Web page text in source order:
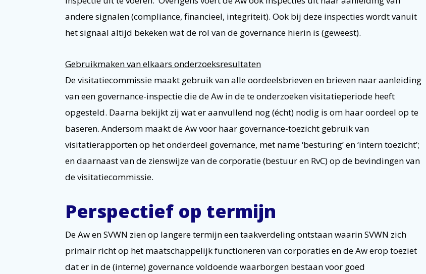
andere signalen (compliance, financieel, integriteit). Ook bij deze inspecties wordt vanuit
het signaal altijd bekeken wat de rol van de governance hierin is (geweest).
Gebruikmaken van elkaars onderzoeksresultaten
De visitatiecommissie maakt gebruik van alle oordeelsbrieven en brieven naar aanleiding
van een governance-inspectie die de Aw in de te onderzoeken visitatieperiode heeft
opgesteld. Daarna bekijkt zij wat er aanvullend nog (écht) nodig is om haar oordeel op te
baseren. Andersom maakt de Aw voor haar governance-toezicht gebruik van
visitatierapporten op het onderdeel governance, met name ‘besturing’ en ‘intern toezicht’;
en daarnaast van de zienswijze van de corporatie (bestuur en RvC) op de bevindingen van
de visitatiecommissie.
Perspectief op termijn
De Aw en SVWN zien op langere termijn een taakverdeling ontstaan waarin SVWN zich
primair richt op het maatschappelijk functioneren van corporaties en de Aw erop toeziet
dat er in de (interne) governance voldoende waarborgen bestaan voor goed